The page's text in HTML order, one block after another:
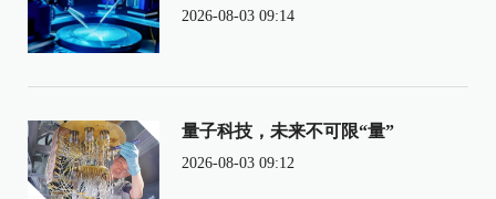
2026-08-03 09:14
量子科技，未来不可限“量”
2026-08-03 09:12